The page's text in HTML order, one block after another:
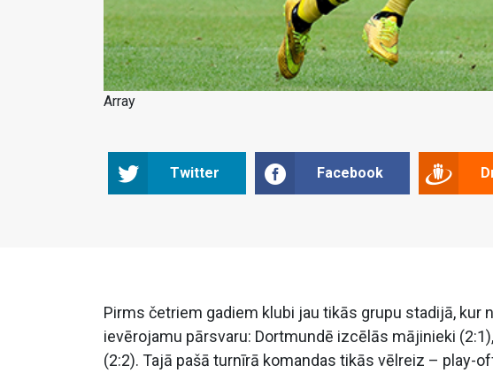
Array
Twitter Facebook
Pirms četriem gadiem klubi jau tikās grupu stadijā, kur
ievērojamu pārsvaru: Dortmundē izcēlās mājinieki
(2:2). Tajā pašā turnīrā komandas tikās vēlreiz – play-